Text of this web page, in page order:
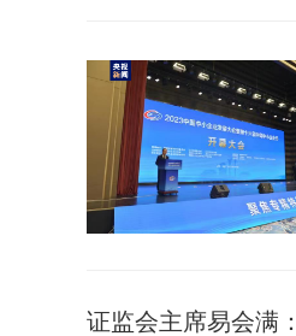
证监会主席易会满